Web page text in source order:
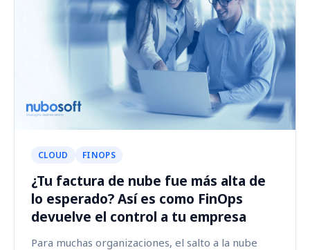
CLOUD FINOPS
¿Tu factura de nube fue más alta de
lo esperado? Así es como FinOps
devuelve el control a tu empresa
Para muchas organizaciones, el salto a la nube